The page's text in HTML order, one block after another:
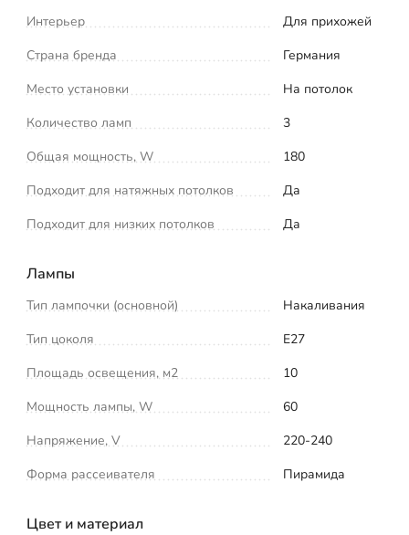
Интерьер
Для прихожей
Страна бренда
Германия
Место установки
На потолок
Количество ламп
3
Общая мощность, W
180
Подходит для натяжных потолков
Да
Подходит для низких потолков
Да
Лампы
Тип лампочки (основной)
Накаливания
Тип цоколя
E27
Площадь освещения, м2
10
Мощность лампы, W
60
Напряжение, V
220-240
Форма рассеивателя
Пирамида
Цвет и материал